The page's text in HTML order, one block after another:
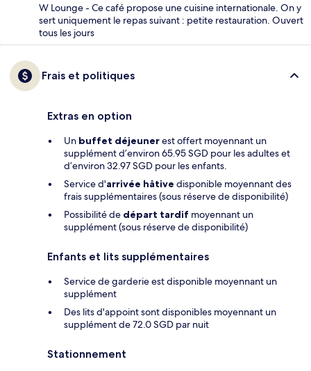
W Lounge - Ce café propose une cuisine internationale. On y
sert uniquement le repas suivant : petite restauration. Ouvert
tous les jours
Frais et politiques
Extras en option
Un buffet déjeunerest offert moyennant un
supplément d’environ 65.95 SGD pour les adultes et
d’environ 32.97 SGD pour les enfants.
Service d'arrivée hâtive disponible moyennant des
frais supplémentaires (sous réserve de disponibilité)
Possibilité de départ tardif moyennant un
supplément (sous réserve de disponibilité)
Enfants et lits supplémentaires
Service de garderie est disponible moyennant un
supplément
Des lits d'appoint sont disponibles moyennant un
supplément de 72.0 SGD par nuit
Stationnement